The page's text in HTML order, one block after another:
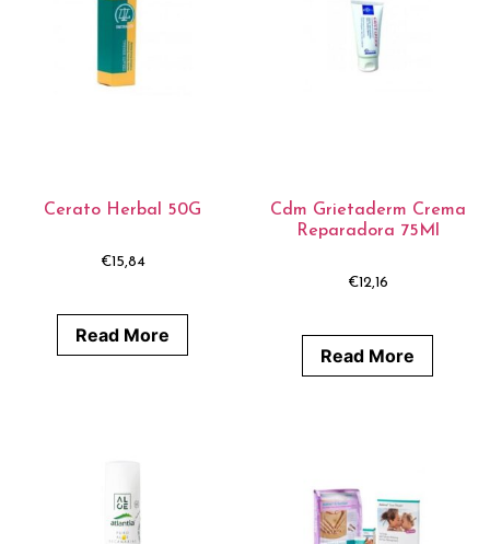
Cerato Herbal 50G
€15,84
Read More
Cdm Grietaderm Crema
Reparadora 75Ml
€12,16
Read More